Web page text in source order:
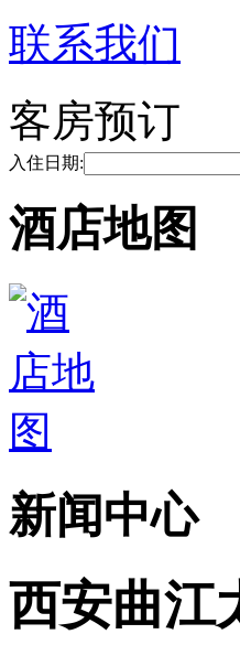
联系我们
客房预订
入住日期:
酒店地图
新闻中心
西安曲江